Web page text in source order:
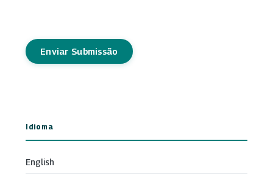
Enviar Submissão
Idioma
English